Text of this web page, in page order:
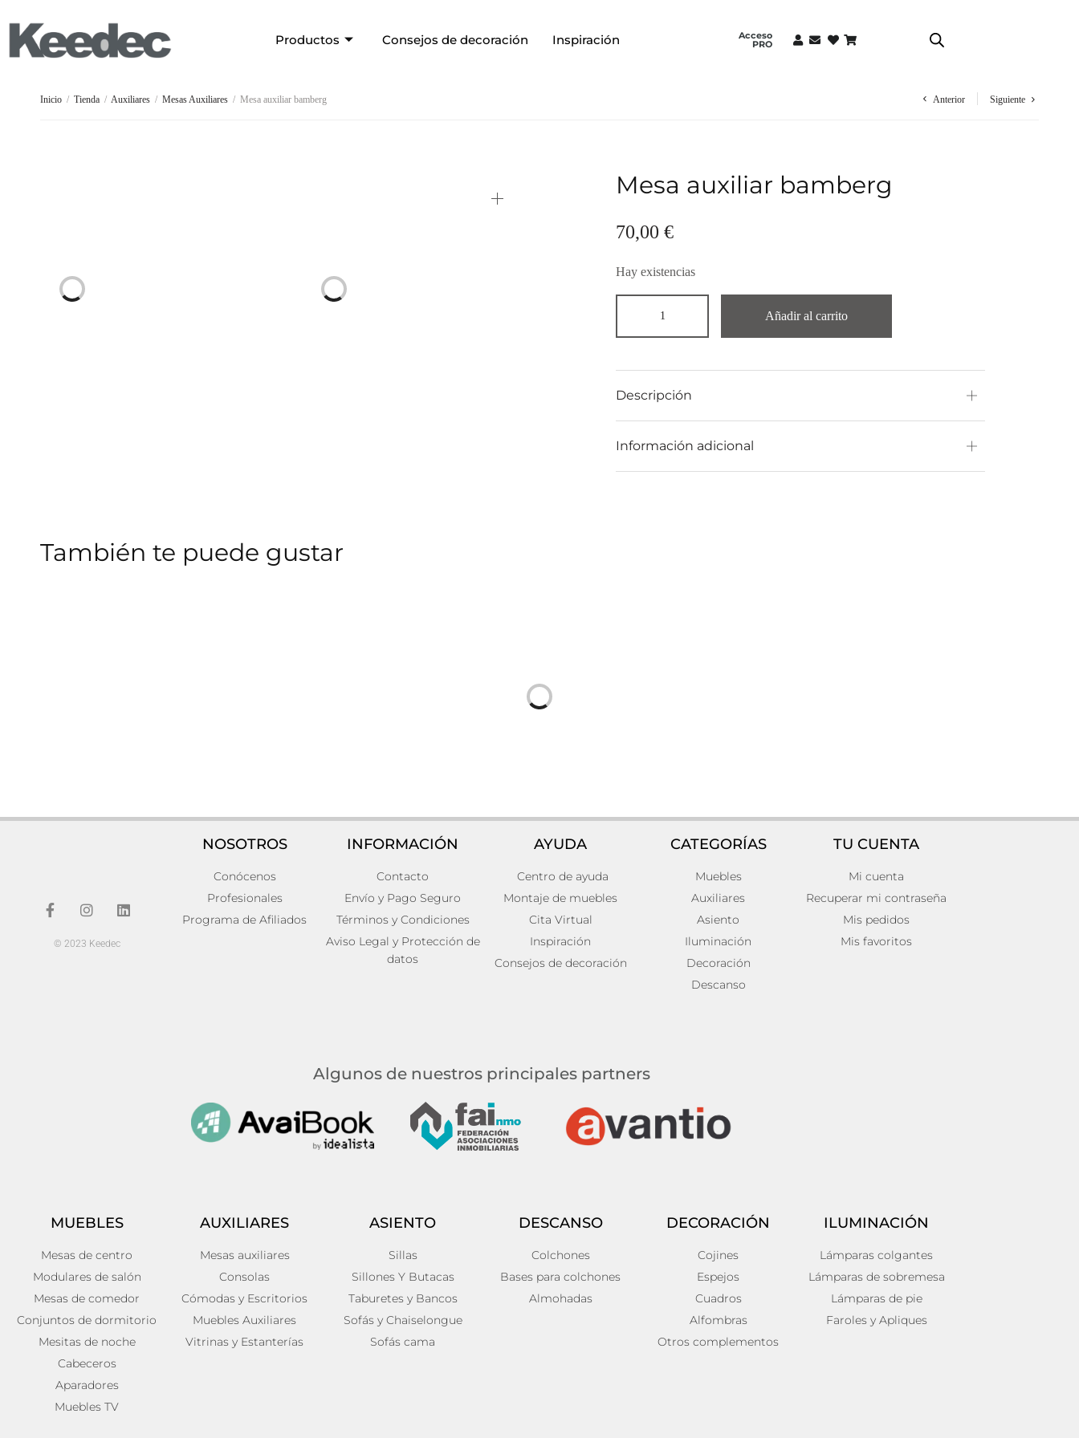
Productos Consejos de decoración Inspiración Acceso
PRO
Inicio / Tienda / Auxiliares / Mesas Auxiliares / Mesa auxiliar bamberg Anterior Siguiente
Mesa auxiliar bamberg
70,00€
Hay existencias
Añadir al carrito
Descripción
Información adicional
También te puede gustar
Añadir al carrito
Mesa auxiliar fussen Hierro Art deco
44x44x50
Mesa auxiliar gien
118,00 €
Añadir al carrito
Mesa auxiliar grandval
256,00€
Añadir al carrito
© 2023 Keedec
NOSOTROS
Conócenos
Profesionales
Programa de Afiliados
INFORMACIÓN
Contacto
Envío y Pago Seguro
Términos y Condiciones
Aviso Legal y Protección de
datos
AYUDA
Centro de ayuda
Montaje de muebles
Cita Virtual
Inspiración
Consejos de decoración
CATEGORÍAS
Muebles
Auxiliares
Asiento
Iluminación
Decoración
Descanso
TU CUENTA
Mi cuenta
Recuperar mi contraseña
Mis pedidos
Mis favoritos
Algunos de nuestros principales partners
MUEBLES
Mesas de centro
Modulares de salón
Mesas de comedor
Conjuntos de dormitorio
Mesitas de noche
Cabeceros
Aparadores
Muebles TV
AUXILIARES
Mesas auxiliares
Consolas
Cómodas y Escritorios
Muebles Auxiliares
Vitrinas y Estanterías
ASIENTO
Sillas
Sillones Y Butacas
Taburetes y Bancos
Sofás y Chaiselongue
Sofás cama
DESCANSO
Colchones
Bases para colchones
Almohadas
DECORACIÓN
Cojines
Espejos
Cuadros
Alfombras
Otros complementos
ILUMINACIÓN
Lámparas colgantes
Lámparas de sobremesa
Lámparas de pie
Faroles y Apliques